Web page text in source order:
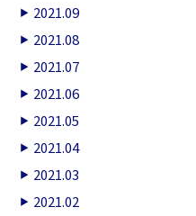
2021.09
2021.08
2021.07
2021.06
2021.05
2021.04
2021.03
2021.02